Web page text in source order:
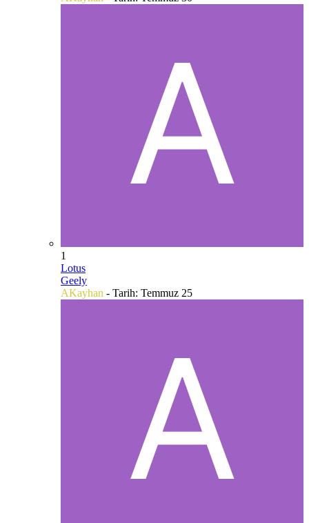
1
Lotus
Geely
AKayhan - Tarih: Temmuz 25